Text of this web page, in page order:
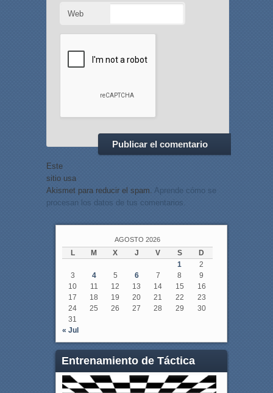
Web
Este
sitio usa
Akismet para reducir el spam. Aprende cómo se
procesan los datos de tus comentarios.
AGOSTO 2026
L M X J V S
D
1
2
3
4 5 6 7 8
9
10
11 12 13 14 15
16
17
18 19 20 21 22
23
24
25 26 27 28 29
30
31
« Jul
Entrenamiento de Táctica